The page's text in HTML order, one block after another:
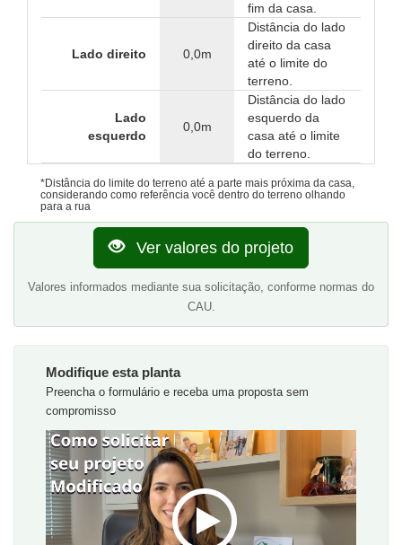
fim da casa.
Lado direito 0,0m
Distância do lado
direito da casa
até o limite do
terreno.
Lado
esquerdo
0,0m
Distância do lado
esquerdo da
casa até o limite
do terreno.
*Distância do limite do terreno até a parte mais próxima da casa,
considerando como referência você dentro do terreno olhando
para a rua
Ver valores do projeto
Valores informados mediante sua solicitação, conforme normas do
CAU.
Modifique esta planta
Preencha o formulário e receba uma proposta sem
compromisso